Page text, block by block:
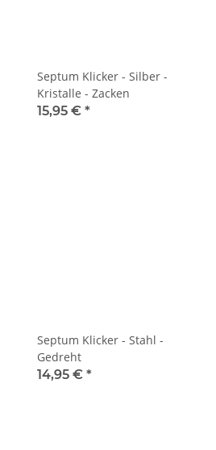
Septum Klicker - Silber -
Kristalle - Zacken
15,95 € *
Septum Klicker - Stahl -
Gedreht
14,95 € *